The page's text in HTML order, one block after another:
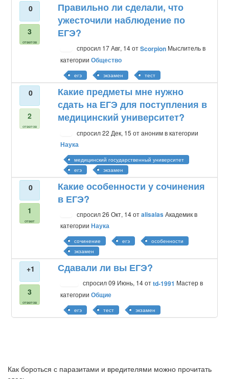
0
3
ответов
Правильно ли сделали, что
ужесточили наблюдение по
ЕГЭ?
спросил 17 Авг, 14 отScorpion Мыслитель в
категорииОбщество
егэ экзамен тест
0
2
ответов
Какие предметы мне нужно
сдать на ЕГЭ для поступления в
медицинский университет?
спросил 22 Дек, 15 отаноним в категории
Наука
медицинский государственный университет
егэ
экзамен
0
1
ответ
Какие особенности у сочинения
в ЕГЭ?
спросил 26 Окт, 14 отalisalas Академик в
категорииНаука
сочинение егэ
особенности
экзамен
+1
3
ответов
Сдавали ли вы ЕГЭ?
спросил 09 Июнь, 14 отtd-1991 Мастер в
категорииОбщие
егэ тест экзамен
Как бороться с паразитами и вредителями можно прочитать